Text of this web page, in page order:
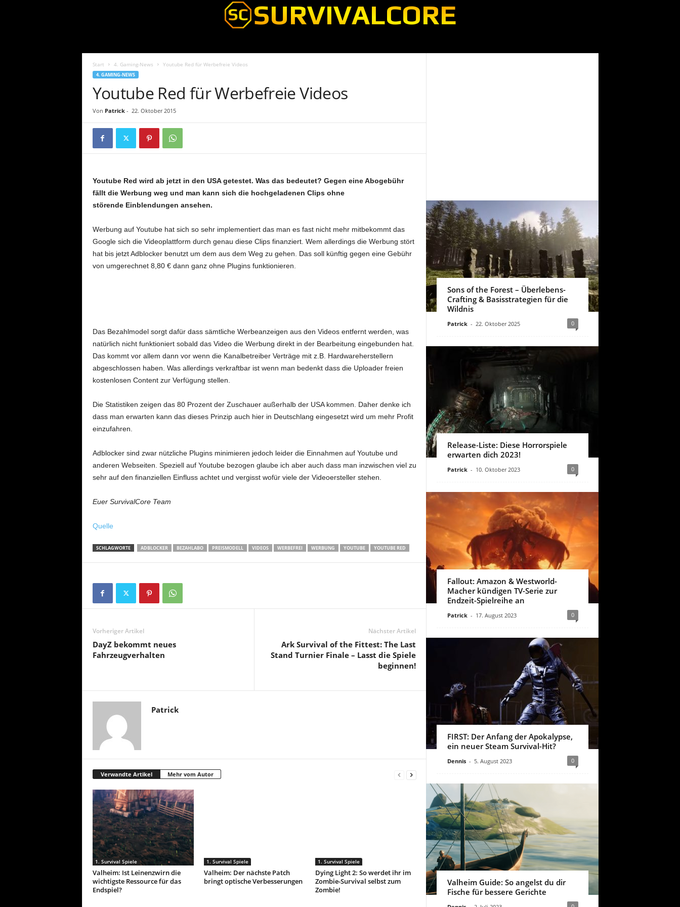
r
Start 4. Gaming-News Youtube Red für Werbefreie Videos
4. GAMING-NEWS
Youtube Red für Werbefreie Videos
Von Patrick- 22. Oktober 2015
Youtube Red wird ab jetzt in den USA getestet. Was das bedeutet? Gegen eine Abogebühr
fällt die Werbung weg und man kann sich die hochgeladenen Clips ohne
störende Einblendungen ansehen.
Werbung auf Youtube hat sich so sehr implementiert das man es fast nicht mehr mitbekommt das
Google sich die Videoplattform durch genau diese Clips finanziert. Wem allerdings die Werbung stört
hat bis jetzt Adblocker benutzt um dem aus dem Weg zu gehen. Das soll künftig gegen eine Gebühr
von umgerechnet 8,80 € dann ganz ohne Plugins funktionieren.
Das Bezahlmodel sorgt dafür dass sämtliche Werbeanzeigen aus den Videos entfernt werden, was
natürlich nicht funktioniert sobald das Video die Werbung direkt in der Bearbeitung eingebunden hat.
Das kommt vor allem dann vor wenn die Kanalbetreiber Verträge mit z.B. Hardwareherstellern
abgeschlossen haben. Was allerdings verkraftbar ist wenn man bedenkt dass die Uploader freien
kostenlosen Content zur Verfügung stellen.
Die Statistiken zeigen das 80 Prozent der Zuschauer außerhalb der USA kommen. Daher denke ich
dass man erwarten kann das dieses Prinzip auch hier in Deutschlang eingesetzt wird um mehr Profit
einzufahren.
Adblocker sind zwar nützliche Plugins minimieren jedoch leider die Einnahmen auf Youtube und
anderen Webseiten. Speziell auf Youtube bezogen glaube ich aber auch dass man inzwischen viel zu
sehr auf den finanziellen Einfluss achtet und vergisst wofür viele der Videoersteller stehen.
Euer SurvivalCore Team
Quelle
SCHLAGWORTE ADBLOCKER BEZAHLABO PREISMODELL VIDEOS WERBEFREI WERBUNG YOUTUBE YOUTUBE RED
Vorheriger Artikel
DayZ bekommt neues
Fahrzeugverhalten
Nächster Artikel
Ark Survival of the Fittest: The Last
Stand Turnier Finale – Lasst die Spiele
beginnen!
Patrick
Verwandte Artikel Mehr vom Autor
1. Survival Spiele
Valheim: Ist Leinenzwirn die
wichtigste Ressource für das
Endspiel?
1. Survival Spiele
Valheim: Der nächste Patch
bringt optische Verbesserungen
1. Survival Spiele
Dying Light 2: So werdet ihr im
Zombie-Survival selbst zum
Zombie!
Sons of the Forest – Überlebens-
Crafting & Basisstrategien für die
Wildnis
Patrick - 22. Oktober 2025 0
Release-Liste: Diese Horrorspiele
erwarten dich 2023!
Patrick - 10. Oktober 2023 0
Fallout: Amazon & Westworld-
Macher kündigen TV-Serie zur
Endzeit-Spielreihe an
Patrick - 17. August 2023 0
FIRST: Der Anfang der Apokalypse,
ein neuer Steam Survival-Hit?
Dennis - 5. August 2023 0
Valheim Guide: So angelst du dir
Fische für bessere Gerichte